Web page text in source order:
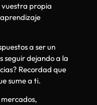
vuestra propia
a ser un
seguir dejando a la
Recordad que
sume a ti.
mercados,